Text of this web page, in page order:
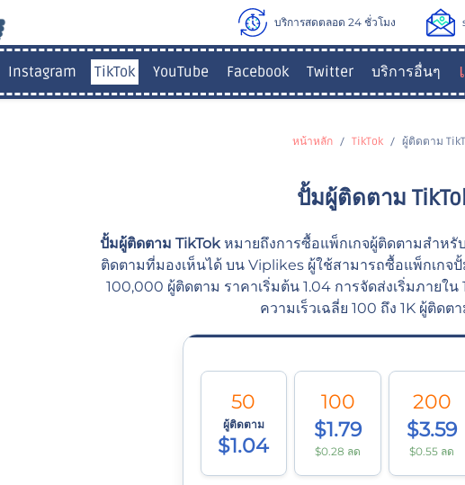
บริการสดตลอด 24 ชั่วโมง
Instagram TikTok YouTube Facebook Twitter บริการอื่นๆ
หน้าหลัก TikTok ผู้ติดตาม
ปั้มผู้ติดตาม
ปั้มผู้ติดตาม TikTokหมายถึงการซื้อแพ็กเกจผู้ติดตามสำหรั
ติดตามที่มองเห็นได้ บน Viplikes ผู้ใช้สามารถซื้อแพ็กเกจ
100,000 ผู้ติดตาม ราคาเริ่มต้น 1.04 การจัดส่งเริ่มภายใ
ความเร็วเฉลี่ย 100 ถึง 1K ผู้ติดต
50
ผู้ติดตาม
$1.04
100
$1.79
$0.28 ลด
200
$3.59
$0.55 ลด